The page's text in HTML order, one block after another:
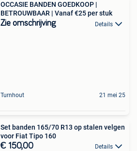
OCCASIE BANDEN GOEDKOOP |
BETROUWBAAR | Vanaf €25 per stuk
Zie omschrijving Details
Turnhout 21 mei 25
Set banden 165/70 R13 op stalen velgen
voor Fiat Tipo 160
€ 150,00 Details